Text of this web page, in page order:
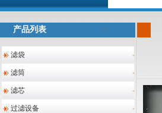
产品列表 <<
滤袋
滤筒
滤芯
过滤设备